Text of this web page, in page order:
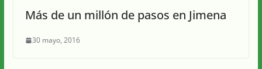
Más de un millón de pasos en Jimena
30 mayo, 2016